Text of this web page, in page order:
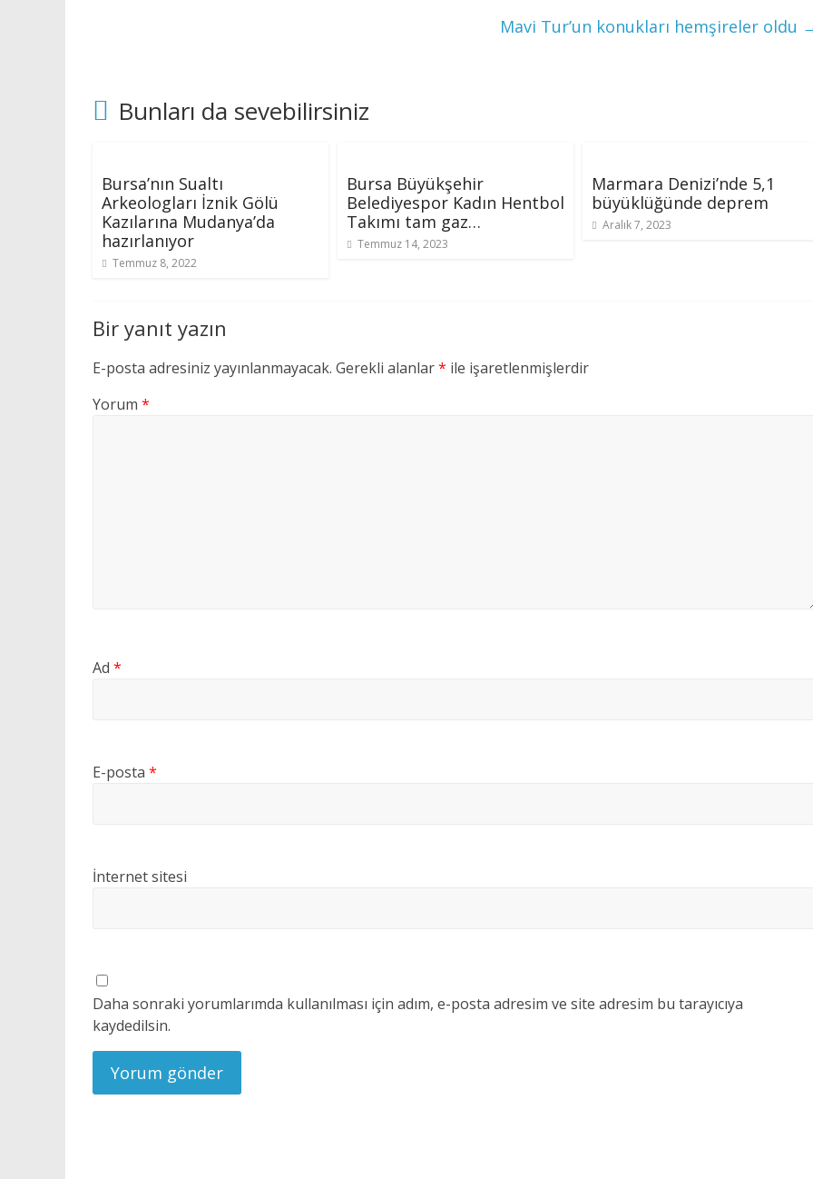
Mavi Tur’un konukları hemşireler oldu
Bunları da sevebilirsiniz
Bursa’nın Sualtı
Arkeologları İznik Gölü
Kazılarına Mudanya’da
hazırlanıyor
Temmuz 8, 2022
Bursa Büyükşehir
Belediyespor Kadın Hentbol
Takımı tam gaz…
Temmuz 14, 2023
Marmara Denizi’nde 5,1
büyüklüğünde deprem
Aralık 7, 2023
Bir yanıt yazın
E-posta adresiniz yayınlanmayacak. Gerekli alanlar* ile işaretlenmişlerdir
Yorum *
Ad *
E-posta *
İnternet sitesi
Daha sonraki yorumlarımda kullanılması için adım, e-posta adresim ve site adresim bu tarayıcıya
kaydedilsin.